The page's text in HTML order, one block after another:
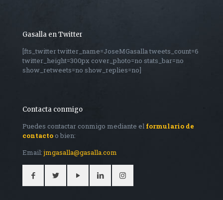
Gasalla en Twitter
[fts_twitter twitter_name=JoseMGasalla tweets_count=6
twitter_height=300px cover_photo=no stats_bar=no
show_retweets=no show_replies=no]
Contacta conmigo
Puedes contactar conmigo mediante el formulario de
contacto o bien:
Email:jmgasalla@gasalla.com